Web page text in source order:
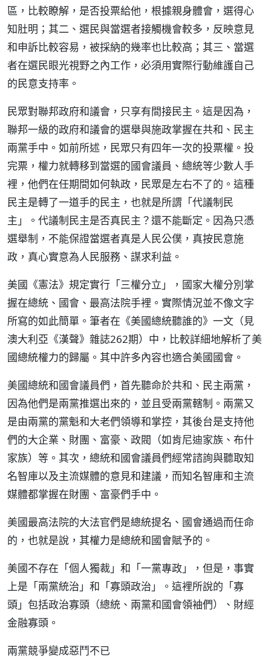
區，比較瞭解，是否投票給他，根據親身體會，選得心
知肚明；其二、選民與當選者接觸機會較多，反映意見
和申訴比較容易，被採納的幾率也比較高；其三、當選
者在選民眼光視野之內工作，必須用實際行動維護自己
的民意支持率。
民眾對聯邦政府和議會，只享有間接民主。這是因為，
聯邦一級的政府和議會的選舉與施政掌握在共和、民主
兩黨手中。如前所述，民眾只有四年一次的投票權。投
完票，權力就轉移到當選的國會議員、總統等少數人手
裡，他們在任期間如何執政，民眾是左右不了的。這種
民主是轉了一道手的民主，也就是所謂「代議制民
主」。代議制民主是否真民主？還不能斷定。因為只憑
選舉制，不能保證當選者真是人民公僕，真按民意施
政，真心實意為人民服務、謀求利益。
美國《憲法》規定實行「三權分立」，國家大權分別掌
握在總統、國會、最高法院手裡。實際情況並不像文字
所寫的如此簡單。筆者在《美國總統聽誰的》一文（見
澳大利亞《漢聲》雜誌262期）中，比較詳細地解析了美
國總統權力的歸屬。其中許多內容也適合美國國會。
美國總統和國會議員們，首先聽命於共和、民主兩黨，
因為他們是兩黨推選出來的，並且受兩黨轄制。兩黨又
是由兩黨的黨魁和大老們領導和掌控，其後台是支持他
們的大企業、財團、富豪、政閥（如肯尼迪家族、布什
家族）等。其次，總統和國會議員們經常諮詢與聽取知
名智庫以及主流媒體的意見和建議，而知名智庫和主流
媒體都掌握在財團、富豪們手中。
美國最高法院的大法官們是總統提名、國會通過而任命
的，也就是說，其權力是總統和國會賦予的。
美國不存在「個人獨裁」和「一黨專政」，但是，事實
上是「兩黨統治」和「寡頭政治」。這裡所說的「寡
頭」包括政治寡頭（總統、兩黨和國會領袖們）、財經
金融寡頭。
兩黨競爭變成惡鬥不已